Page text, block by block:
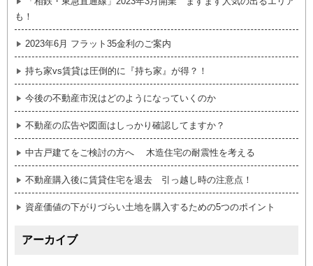
も！
2023年6月 フラット35金利のご案内
持ち家vs賃貸は圧倒的に『持ち家』が得？！
今後の不動産市況はどのようになっていくのか
不動産の広告や図面はしっかり確認してますか？
中古戸建てをご検討の方へ 木造住宅の耐震性を考える
不動産購入後に賃貸住宅を退去 引っ越し時の注意点！
資産価値の下がりづらい土地を購入するための5つのポイント
アーカイブ